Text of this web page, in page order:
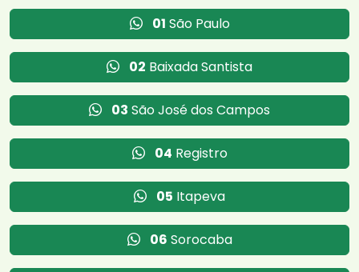
01 São Paulo
02 Baixada Santista
03 São José dos Campos
04 Registro
05 Itapeva
06 Sorocaba